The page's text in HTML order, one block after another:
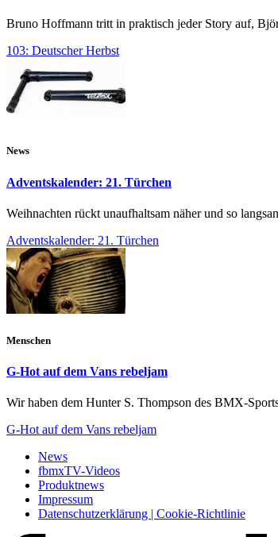
Bruno Hoffmann tritt in praktisch jeder Story auf,
103: Deutscher Herbst
News
Adventskalender: 21. Türchen
Weihnachten rückt unaufhaltsam näher und so
Adventskalender: 21. Türchen
Menschen
G-Hot auf dem Vans rebeljam
Wir haben dem Hunter S. Thompson des BMX-
G-Hot auf dem Vans rebeljam
News
fbmxTV-Videos
Produktnews
Impressum
Datenschutzerklärung | Cookie-Richtlinie